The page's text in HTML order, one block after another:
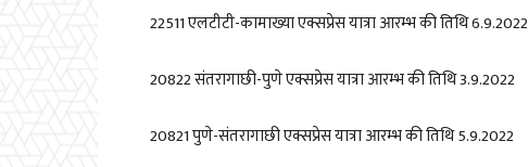
22511एलटीटी-कामाख्या एक्सप्रेस यात्रा आरम्भ की तिथि6.9.2022
20822संतरागाछी-पुणे एक्सप्रेस यात्रा आरम्भ की तिथि3.9.2022
20821पुणे-संतरागाछी एक्सप्रेस यात्रा आरम्भ की तिथि5.9.2022